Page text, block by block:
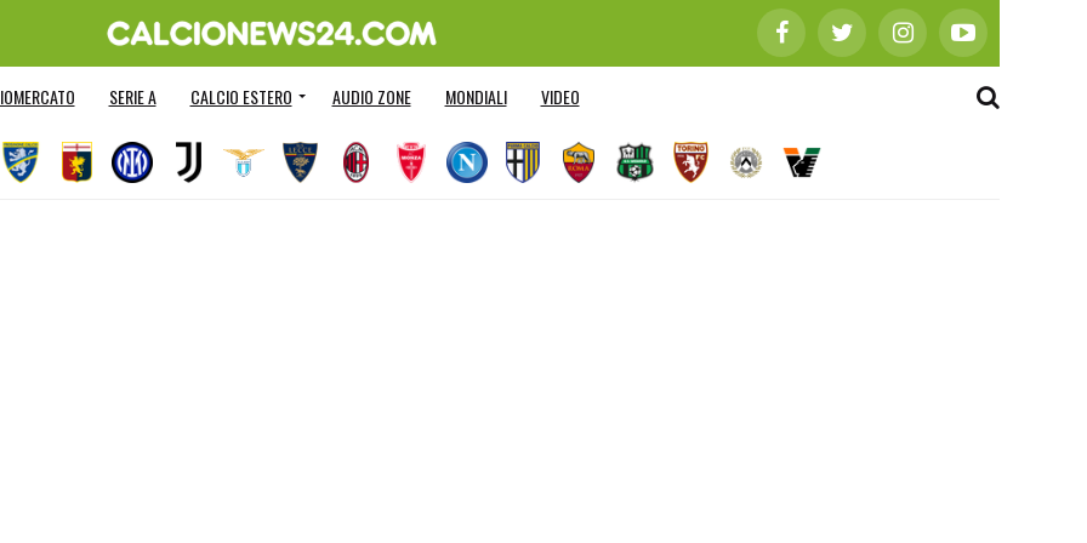
SERIE A CALCIO ESTERO AUDIO ZONE MONDIALI VIDEO